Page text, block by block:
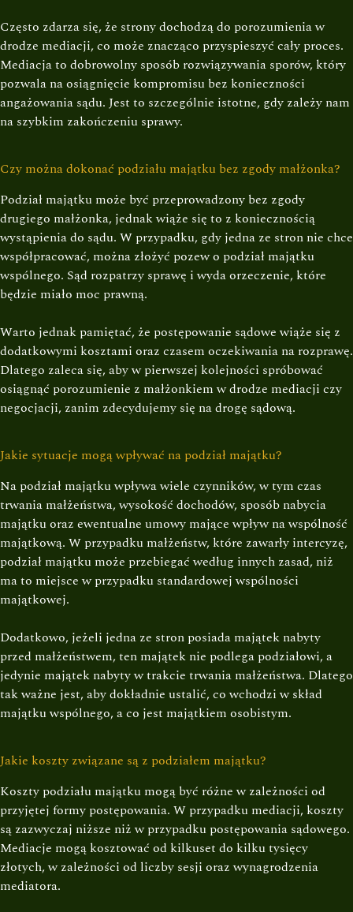
Często zdarza się, że strony dochodzą do porozumienia w
drodze mediacji, co może znacząco przyspieszyć cały proces.
Mediacja to dobrowolny sposób rozwiązywania sporów, który
pozwala na osiągnięcie kompromisu bez konieczności
angażowania sądu. Jest to szczególnie istotne, gdy zależy nam
na szybkim zakończeniu sprawy.
Czy można dokonać podziału majątku bez zgody małżonka?
Podział majątku może być przeprowadzony bez zgody
drugiego małżonka, jednak wiąże się to z koniecznością
wystąpienia do sądu. W przypadku, gdy jedna ze stron nie chce
współpracować, można złożyć pozew o podział majątku
wspólnego. Sąd rozpatrzy sprawę i wyda orzeczenie, które
będzie miało moc prawną.
Warto jednak pamiętać, że postępowanie sądowe wiąże się z
dodatkowymi kosztami oraz czasem oczekiwania na rozprawę.
Dlatego zaleca się, aby w pierwszej kolejności spróbować
osiągnąć porozumienie z małżonkiem w drodze mediacji czy
negocjacji, zanim zdecydujemy się na drogę sądową.
Jakie sytuacje mogą wpływać na podział majątku?
Na podział majątku wpływa wiele czynników, w tym czas
trwania małżeństwa, wysokość dochodów, sposób nabycia
majątku oraz ewentualne umowy mające wpływ na wspólność
majątkową. W przypadku małżeństw, które zawarły intercyzę,
podział majątku może przebiegać według innych zasad, niż
ma to miejsce w przypadku standardowej wspólności
majątkowej.
Dodatkowo, jeżeli jedna ze stron posiada majątek nabyty
przed małżeństwem, ten majątek nie podlega podziałowi, a
jedynie majątek nabyty w trakcie trwania małżeństwa. Dlatego
tak ważne jest, aby dokładnie ustalić, co wchodzi w skład
majątku wspólnego, a co jest majątkiem osobistym.
Jakie koszty związane są z podziałem majątku?
Koszty podziału majątku mogą być różne w zależności od
przyjętej formy postępowania. W przypadku mediacji, koszty
są zazwyczaj niższe niż w przypadku postępowania sądowego.
Mediacje mogą kosztować od kilkuset do kilku tysięcy
złotych, w zależności od liczby sesji oraz wynagrodzenia
mediatora.